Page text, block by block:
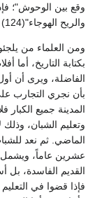
وقع بين الوحوش"؛
والريح الهوجاء"(124)
ومن العلماء من
بكتابة التاريخ، أما
الفاضلة، ويرى أن
بأن نجري التجارب
المدينة جميع
وتعليم الشبان،
الماضي. ثم نعد
عشرين عاماً، ويشمل
القديم الفاسدة، بل
فإذا قضوا في